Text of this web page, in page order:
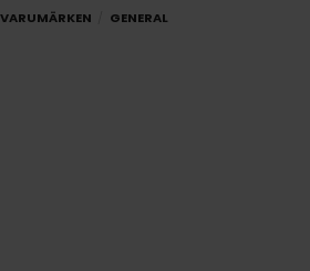
VARUMÄRKEN GENERAL